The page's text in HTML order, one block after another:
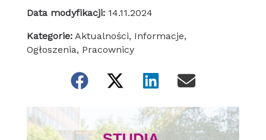
Data modyfikacji: 14.11.2024
Kategorie: Aktualności, Informacje,
Ogłoszenia, Pracownicy